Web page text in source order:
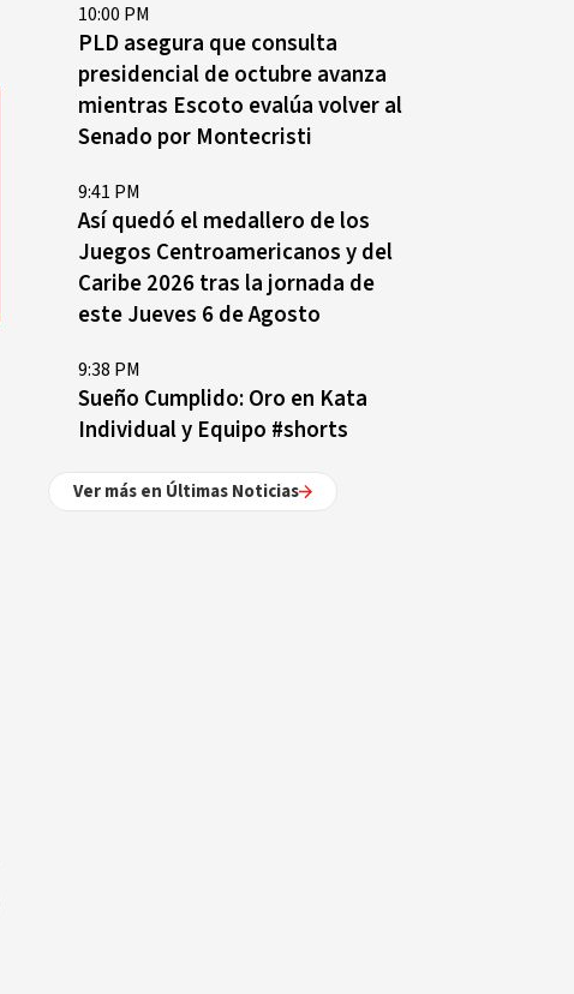
10:00 PM
PLD asegura que consulta
presidencial de octubre avanza
mientras Escoto evalúa volver al
Senado por Montecristi
9:41 PM
Así quedó el medallero de los
Juegos Centroamericanos y del
Caribe 2026 tras la jornada de
este Jueves 6 de Agosto
9:38 PM
Sueño Cumplido: Oro en Kata
Individual y Equipo #shorts
Ver más en Últimas Noticias